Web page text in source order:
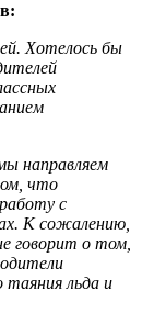
Хотелось бы
направляем
что
с
К сожалению,
говорит о том,
таяния льда и